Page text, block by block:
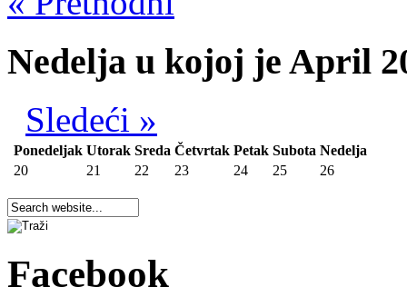
Nedelja u kojoj je April
Sledeći »
Ponedeljak Utorak Sreda Četvrtak Petak Subota Nedelja
20
21 22 23 24 25 26
Facebook